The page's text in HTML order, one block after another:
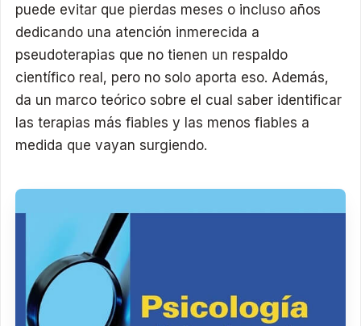
puede evitar que pierdas meses o incluso años
dedicando una atención inmerecida a
pseudoterapias que no tienen un respaldo
científico real, pero no solo aporta eso. Además,
da un marco teórico sobre el cual saber identificar
las terapias más fiables y las menos fiables a
medida que vayan surgiendo.